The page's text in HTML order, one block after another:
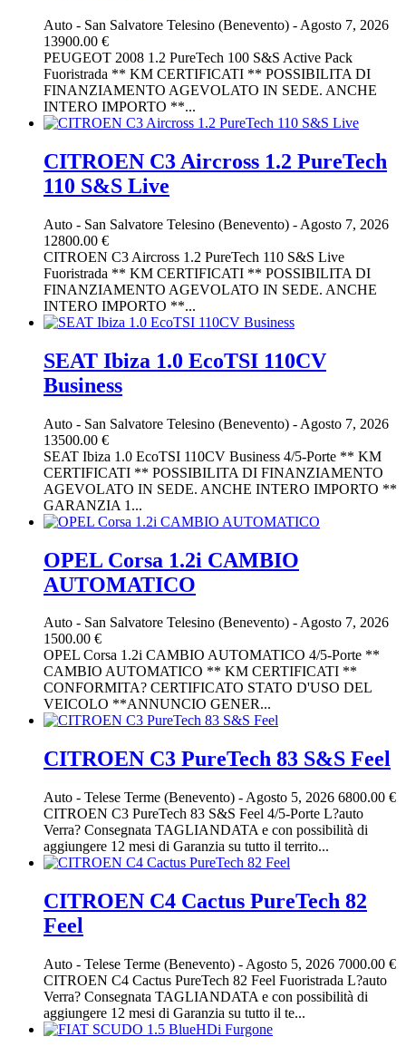
Auto - San Salvatore Telesino (Benevento) - Agosto 7, 2026
13900.00 €
PEUGEOT 2008 1.2 PureTech 100 S&S Active Pack
Fuoristrada ** KM CERTIFICATI ** POSSIBILITA DI
FINANZIAMENTO AGEVOLATO IN SEDE. ANCHE
INTERO IMPORTO **...
CITROEN C3 Aircross 1.2 PureTech
110 S&S Live
Auto - San Salvatore Telesino (Benevento) - Agosto 7, 2026
12800.00 €
CITROEN C3 Aircross 1.2 PureTech 110 S&S Live
Fuoristrada ** KM CERTIFICATI ** POSSIBILITA DI
FINANZIAMENTO AGEVOLATO IN SEDE. ANCHE
INTERO IMPORTO **...
SEAT Ibiza 1.0 EcoTSI 110CV
Business
Auto - San Salvatore Telesino (Benevento) - Agosto 7, 2026
13500.00 €
SEAT Ibiza 1.0 EcoTSI 110CV Business 4/5-Porte ** KM
CERTIFICATI ** POSSIBILITA DI FINANZIAMENTO
AGEVOLATO IN SEDE. ANCHE INTERO IMPORTO **
GARANZIA 1...
OPEL Corsa 1.2i CAMBIO
AUTOMATICO
Auto - San Salvatore Telesino (Benevento) -Agosto 7, 2026
1500.00 €
OPEL Corsa 1.2i CAMBIO AUTOMATICO 4/5-Porte **
CAMBIO AUTOMATICO ** KM CERTIFICATI **
CONFORMITA? CERTIFICATO STATO D'USO DEL
VEICOLO **ANNUNCIO GENER...
CITROEN C3 PureTech 83 S&S Feel
Auto - Telese Terme (Benevento) - Agosto 5, 2026 6800.00 €
CITROEN C3 PureTech 83 S&S Feel 4/5-Porte L?auto
Verra? Consegnata TAGLIANDATA e con possibilità di
aggiungere 12 mesi di Garanzia su tutto il territo...
CITROEN C4 Cactus PureTech 82
Feel
Auto - Telese Terme (Benevento) - Agosto 5, 2026 7000.00 €
CITROEN C4 Cactus PureTech 82 Feel Fuoristrada L?auto
Verra? Consegnata TAGLIANDATA e con possibilità di
aggiungere 12 mesi di Garanzia su tutto il te...